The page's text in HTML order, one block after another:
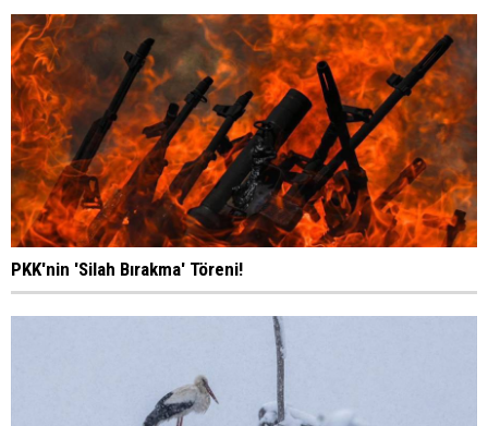
PKK'nin 'Silah Bırakma' Töreni!